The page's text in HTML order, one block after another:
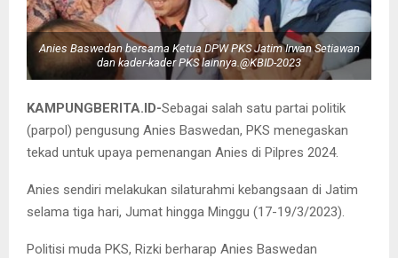
Anies Baswedan bersama Ketua DPW PKS Jatim Irwan Setiawan
dan kader-kader PKS lainnya.@KBID-2023
KAMPUNGBERITA.ID-Sebagai salah satu partai politik
(parpol) pengusung Anies Baswedan, PKS menegaskan
tekad untuk upaya pemenangan Anies di Pilpres 2024.
Anies sendiri melakukan silaturahmi kebangsaan di Jatim
selama tiga hari, Jumat hingga Minggu (17-19/3/2023).
Politisi muda PKS, Rizki berharap Anies Baswedan